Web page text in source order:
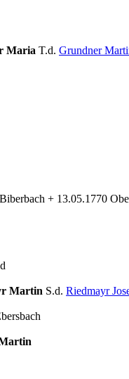
Maria T.d. Grundner
+ 13.05.1770
Martin S.d. Riedmayr